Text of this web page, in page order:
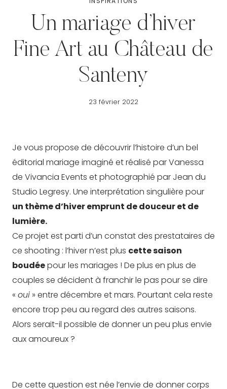
Un mariage d’hiver
Fine Art au Château de
Santeny
23 février 2022
Je vous propose de découvrir l’histoire d’un bel
éditorial mariage imaginé et réalisé par Vanessa
de Vivancia Events et photographié par Jean du
Studio Legresy. Une interprétation singulière pour
un thème d’hiver emprunt de douceur et de
lumière.
Ce projet est parti d’un constat des prestataires de
ce shooting : l’hiver n’est plus cette saison
boudéepour les mariages ! De plus en plus de
couples se décident à franchir le pas pour se dire
« oui » entre décembre et mars. Pourtant cela reste
encore trop peu au regard des autres saisons.
Alors serait-il possible de donner un peu plus envie
aux amoureux ?
De cette question est née l’envie de donner corps